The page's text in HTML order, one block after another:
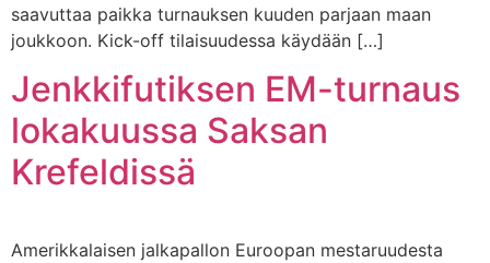
saavuttaa paikka turnauksen kuuden parjaan maan
joukkoon. Kick-off tilaisuudessa käydään […]
Jenkkifutiksen EM-turnaus
lokakuussa Saksan
Krefeldissä
Amerikkalaisen jalkapallon Euroopan mestaruudesta